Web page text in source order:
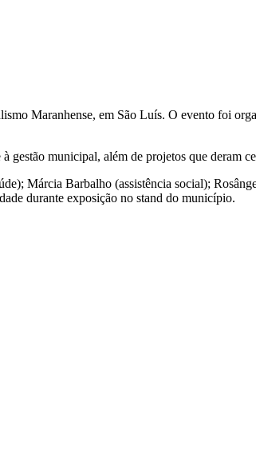
Maranhense, em São Luís. O evento foi
municipal, além de projetos que deram
Márcia Barbalho (assistência social);
durante exposição no stand do município.